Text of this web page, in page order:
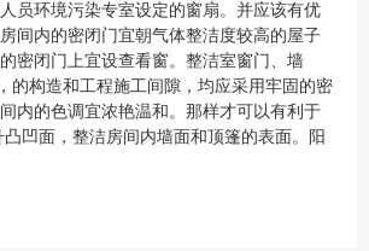
员环境污染专室设定的窗扇。并应该有优
间内的密闭门宜朝气体整洁度较高的屋子
密闭门上宜设查看窗。整洁室窗门、墙
的构造和工程施工间隙，均应采用牢固的密
内的色调宜浓艳温和。那样才可以有利于
凹面，整洁房间内墙面和顶篷的表面。阳